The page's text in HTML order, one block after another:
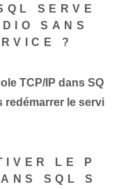
SERVE
SANS
?
TCP/IP dans SQ
redémarrer le servi
LE P
SQL S